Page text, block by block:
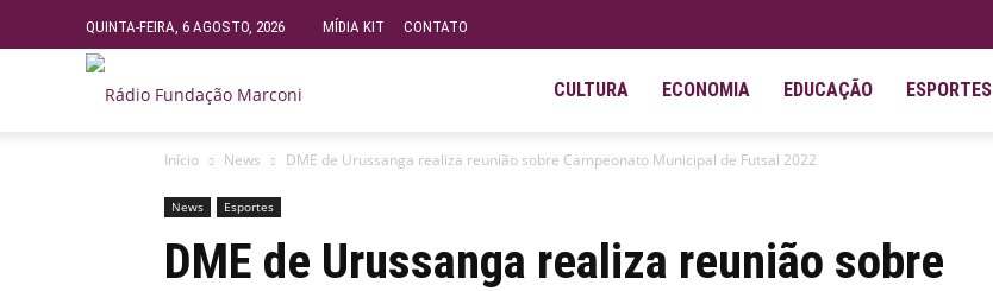
QUINTA-FEIRA, 6 AGOSTO, 2026 MÍDIA KIT CONTATO
Fundação
Marconi
CULTURA ECONOMIA EDUCAÇÃO ESPORTES
Início News DME de Urussanga realiza reunião sobre Campeonato Municipal de Futsal 2022
News Esportes
DME de Urussanga realiza reunião sobre